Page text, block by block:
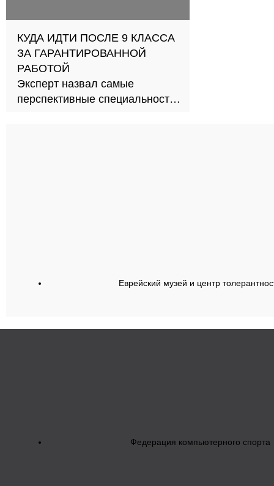
КУДА ИДТИ ПОСЛЕ 9 КЛАССА
ЗА ГАРАНТИРОВАННОЙ
РАБОТОЙ
Эксперт назвал самые
перспективные специальности
Еврейский музей и центр
Федерация компьютерного спорта